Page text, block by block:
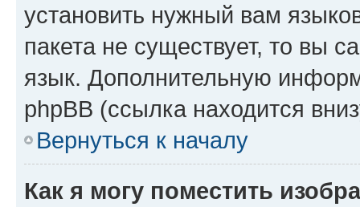
установить нужный вам
пакета не существует, то вы
язык. Дополнительную
phpBB (ссылка находится
Вернуться к началу
Как я могу поместить